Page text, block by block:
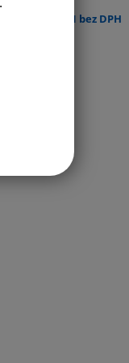
€3,71 bez DPH